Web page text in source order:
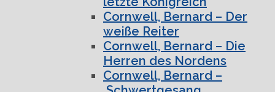
Cornwell, Bernard – Der
weiße Reiter
Cornwell, Bernard – Die
Herren des Nordens
Cornwell, Bernard –